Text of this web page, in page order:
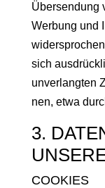
Übersendung
Wer­bung und
sich
unver­langten
nen, etwa
3.
COOKIES